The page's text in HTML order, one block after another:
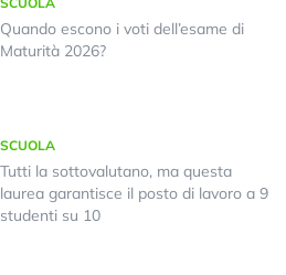
Quando escono i voti dell’esame di
Maturità 2026?
SCUOLA
Tutti la sottovalutano, ma questa
laurea garantisce il posto di lavoro a 9
studenti su 10